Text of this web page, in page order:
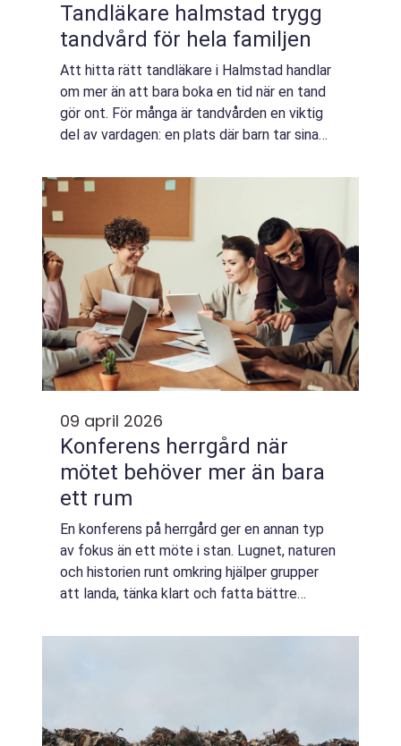
Tandläkare halmstad trygg
tandvård för hela familjen
Att hitta rätt tandläkare i Halmstad handlar
om mer än att bara boka en tid när en tand
gör ont. För många är tandvården en viktig
del av vardagen: en plats där barn tar sina
hjälp att bevara sina leenden och d...
09 april 2026
Konferens herrgård när
mötet behöver mer än bara
ett rum
En konferens på herrgård ger en annan typ
av fokus än ett möte i stan. Lugnet, naturen
och historien runt omkring hjälper grupper
att landa, tänka klart och fatta bättre
teknik, god mat och avskild miljö gör att...